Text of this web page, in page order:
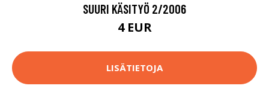
SUURI KÄSITYÖ 2/2006
4 EUR
LISÄTIETOJA